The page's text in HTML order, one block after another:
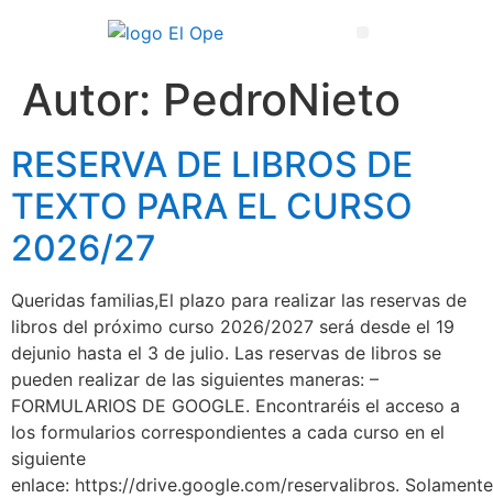
Autor: PedroNieto
RESERVA DE LIBROS DE
TEXTO PARA EL CURSO
2026/27
Queridas familias,El plazo para realizar las reservas de
libros del próximo curso 2026/2027 será desde el 19
dejunio hasta el 3 de julio. Las reservas de libros se
pueden realizar de las siguientes maneras: –
FORMULARIOS DE GOOGLE. Encontraréis el acceso a
los formularios correspondientes a cada curso en el
siguiente
enlace: https://drive.google.com/reservalibros.